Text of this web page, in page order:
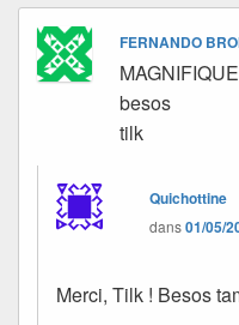
FERNANDO
MAGNIFIQUE
besos
tilk
Quichottine
dans01/05/
Merci, Tilk ! Besos